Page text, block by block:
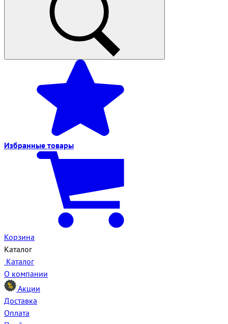
Избранные товары
Корзина
Каталог
Каталог
О компании
Акции
Доставка
Оплата